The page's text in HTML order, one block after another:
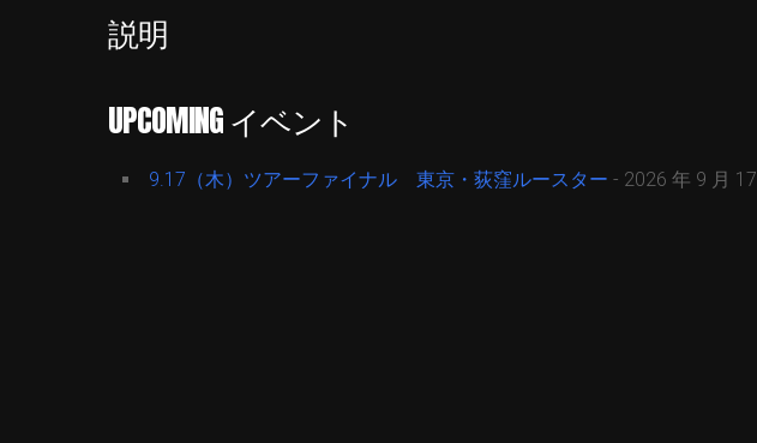
説明
UPCOMING イベント
9.17（木）ツアーファイナル 東京・荻窪ルースター - 2026 年 9 月